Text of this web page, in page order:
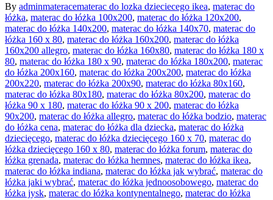
By adminmateracematerac do lozka dzieciecego ikea, materac do
łóżka, materac do łóżka 100x200, materac do łóżka 120x200,
materac do łóżka 140x200, materac do łóżka 140x70, materac do
łóżka 160 x 80, materac do łóżka 160x200, materac do łóżka
160x200 allegro, materac do łóżka 160x80, materac do łóżka 180 x
80, materac do łóżka 180 x 90, materac do łóżka 180x200, materac
do łóżka 200x160, materac do łóżka 200x200, materac do łóżka
200x220, materac do łóżka 200x90, materac do łóżka 80x160,
materac do łóżka 80x180, materac do łóżka 80x200, materac do
łóżka 90 x 180, materac do łóżka 90 x 200, materac do łóżka
90x200, materac do łóżka allegro, materac do łóżka bodzio, materac
do łóżka cena, materac do łóżka dla dziecka, materac do łóżka
dziecięcego, materac do łóżka dziecięcego 160 x 70, materac do
łóżka dziecięcego 160 x 80, materac do łóżka forum, materac do
łóżka grenada, materac do łóżka hemnes, materac do łóżka ikea,
materac do łóżka indiana, materac do łóżka jak wybrać, materac do
łóżka jaki wybrać, materac do łóżka jednoosobowego, materac do
łóżka jysk, materac do łóżka kontynentalnego, materac do łóżka